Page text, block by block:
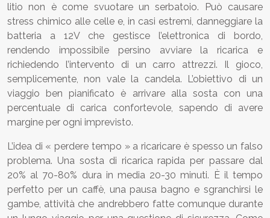
litio non è come svuotare un serbatoio. Può causare
stress chimico alle celle e, in casi estremi, danneggiare la
batteria a 12V che gestisce l’elettronica di bordo,
rendendo impossibile persino avviare la ricarica e
richiedendo l’intervento di un carro attrezzi. Il gioco,
semplicemente, non vale la candela. L’obiettivo di un
viaggio ben pianificato è arrivare alla sosta con una
percentuale di carica confortevole, sapendo di avere
margine per ogni imprevisto.
L’idea di « perdere tempo » a ricaricare è spesso un falso
problema. Una sosta di ricarica rapida per passare dal
20% al 70-80% dura in media 20-30 minuti. È il tempo
perfetto per un caffè, una pausa bagno e sgranchirsi le
gambe, attività che andrebbero fatte comunque durante